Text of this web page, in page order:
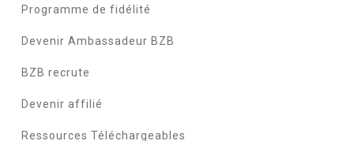
Programme de fidélité
Devenir Ambassadeur BZB
BZB recrute
Devenir affilié
Ressources Téléchargeables